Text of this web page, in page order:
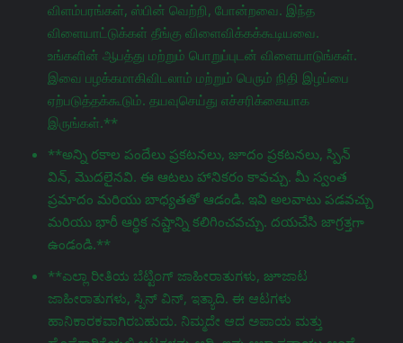
விளம்பரங்கள், ஸ்பின் வெற்றி, போன்றவை. இந்த
விளையாட்டுக்கள் தீங்கு விளைவிக்கக்கூடியவை.
உங்களின் ஆபத்து மற்றும் பொறுப்புடன் விளையாடுங்கள்.
இவை பழக்கமாகிவிடலாம் மற்றும் பெரும் நிதி இழப்பை
ஏற்படுத்தக்கூடும். தயவுசெய்து எச்சரிக்கையாக
இருங்கள்.**
**అన్ని రకాల పందేలు ప్రకటనలు, జూదం ప్రకటనలు, స్పిన్
విన్, మొదలైనవి. ఈ ఆటలు హానికరం కావచ్చు. మీ స్వంత
ప్రమాదం మరియు బాధ్యతతో ఆడండి. ఇవి అలవాటు పడవచ్చు
మరియు భారీ ఆర్థిక నష్టాన్ని కలిగించవచ్చు. దయచేసి జాగ్రತ್ತగా
ఉండండి.**
**ಎಲ್ಲಾ ರೀತಿಯ ಬೆಟ್ಟಿಂಗ್ ಜಾಹೀರಾತುಗಳು, జూಜಾಟ
ಜಾಹೀರಾತುಗಳು, ಸ್ಪಿನ್ ವಿನ್, ಇತ್ಯಾದಿ. ಈ ಆಟಗಳು
ಹಾನಿಕಾರಕವಾಗಿರಬಹುದು. ನಿಮ್ಮದೇ ಆದ ಅಪಾಯ ಮತ್ತು